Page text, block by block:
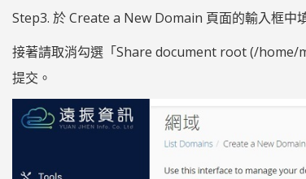
Step3. 於 Create a New Domain 頁面的輸入框中
接著請取消勾選「Share document root (/home/
提交。